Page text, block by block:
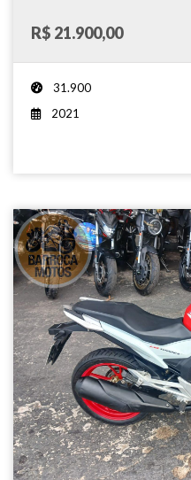
R$ 21.900,00
31.900
2021